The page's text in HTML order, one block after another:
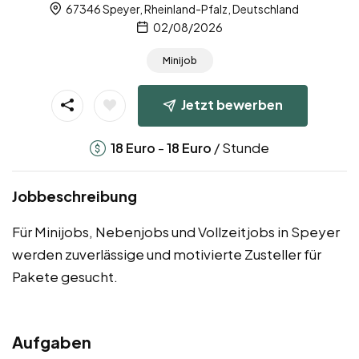
67346 Speyer, Rheinland-Pfalz, Deutschland
02/08/2026
Minijob
Jetzt bewerben
18 Euro -18 Euro / Stunde
Jobbeschreibung
Für Minijobs, Nebenjobs und Vollzeitjobs in Speyer
werden zuverlässige und motivierte Zusteller für
Pakete gesucht.
Aufgaben